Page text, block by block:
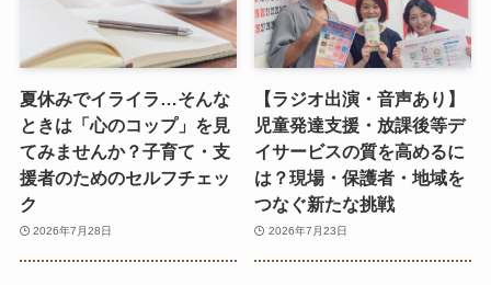
夏休みでイライラ…そんな
ときは「心のコップ」を見
てみませんか？子育て・支
援者のためのセルフチェッ
ク
2026年7月28日
【ラジオ出演・音声あり】
児童発達支援・放課後等デ
イサービスの質を高めるに
は？現場・保護者・地域を
つなぐ新たな挑戦
2026年7月23日